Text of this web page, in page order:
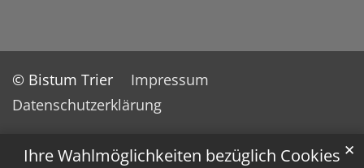
Ihre Wahlmöglichkeiten bezüglich Cookies ✕
© Bistum Trier
Impressum
Datenschutzerklärung